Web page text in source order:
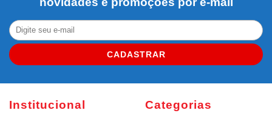
CADASTRAR
Institucional Categorias